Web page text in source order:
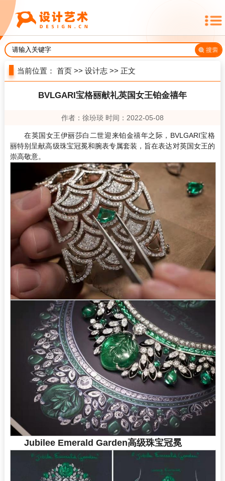
当前位置：首页 >>设计志 >> 正文
BVLGARI宝格丽献礼英国女王铂金禧年
作者：徐玢琰 时间：2022-05-08
在英国女王伊丽莎白二世迎来铂金禧年之际，BVLGARI宝格
丽特别呈献高级珠宝冠冕和腕表专属套装，旨在表达对英国女王的
崇高敬意。
Jubilee Emerald Garden高级珠宝冠冕